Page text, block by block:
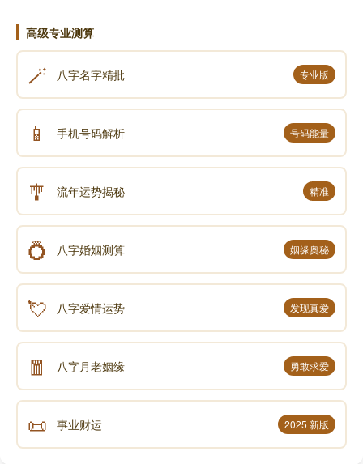
高级专业测算
🪄 八字名字精批 专业版
📱 手机号码解析 号码能量
🎐 流年运势揭秘 精准
💍 八字婚姻测算 姻缘奥秘
💘 八字爱情运势 发现真爱
🧧 八字月老姻缘 勇敢求爱
📜 事业财运 2025 新版